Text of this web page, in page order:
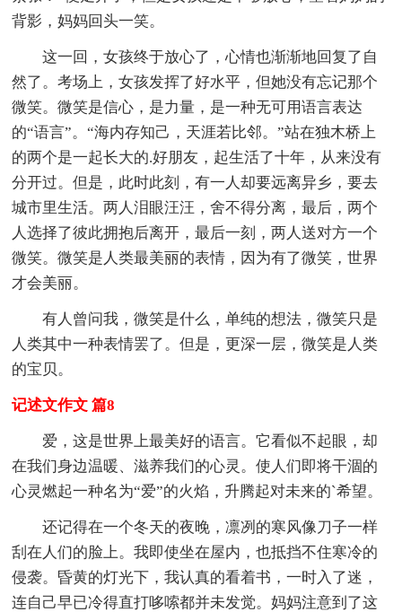
背影，妈妈回头一笑。
这一回，女孩终于放心了，心情也渐渐地回复了自
然了。考场上，女孩发挥了好水平，但她没有忘记那个
微笑。微笑是信心，是力量，是一种无可用语言表达
的“语言”。“海内存知己，天涯若比邻。”站在独木桥上
的两个是一起长大的.好朋友，起生活了十年，从来没有
分开过。但是，此时此刻，有一人却要远离异乡，要去
城市里生活。两人泪眼汪汪，舍不得分离，最后，两个
人选择了彼此拥抱后离开，最后一刻，两人送对方一个
微笑。微笑是人类最美丽的表情，因为有了微笑，世界
才会美丽。
有人曾问我，微笑是什么，单纯的想法，微笑只是
人类其中一种表情罢了。但是，更深一层，微笑是人类
的宝贝。
记述文作文 篇8
爱，这是世界上最美好的语言。它看似不起眼，却
在我们身边温暖、滋养我们的心灵。使人们即将干涸的
心灵燃起一种名为“爱”的火焰，升腾起对未来的`希望。
还记得在一个冬天的夜晚，凛冽的寒风像刀子一样
刮在人们的脸上。我即使坐在屋内，也抵挡不住寒冷的
侵袭。昏黄的灯光下，我认真的看着书，一时入了迷，
连自己早已冷得直打哆嗦都并未发觉。妈妈注意到了这